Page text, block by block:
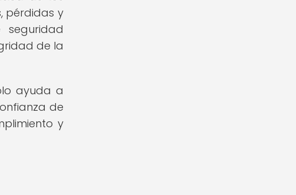
pérdidas y
de la
ayuda a
de
y